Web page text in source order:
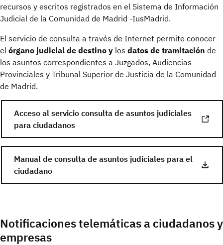
recursos y escritos registrados en el Sistema de Información
Judicial de la Comunidad de Madrid -IusMadrid.
El servicio de consulta a través de Internet permite conocer
el órgano judicial de destino y los datos de tramitación de
los asuntos correspondientes a Juzgados, Audiencias
Provinciales y Tribunal Superior de Justicia de la Comunidad
de Madrid.
Acceso al servicio consulta de asuntos judiciales
para ciudadanos
Manual de consulta de asuntos judiciales para el
ciudadano
Notificaciones telemáticas a ciudadanos y
empresas